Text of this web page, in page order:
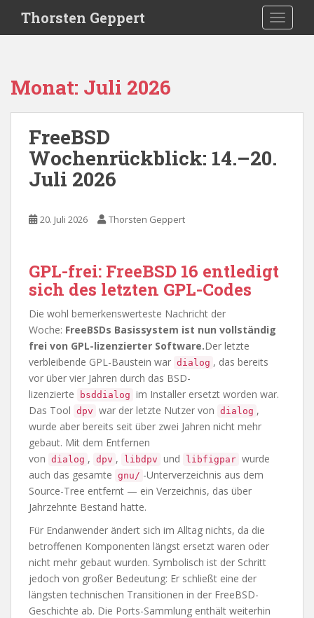
i
Thorsten Geppert
Monat: Juli 2026
FreeBSD
Wochenrückblick: 14.–20.
Juli 2026
20. Juli 2026 Thorsten Geppert
GPL-frei: FreeBSD 16 entledigt
sich des letzten GPL-Codes
Die wohl bemerkenswerteste Nachricht der
Woche: FreeBSDs Basissystem ist nun vollständig
frei von GPL-lizenzierter Software.Der letzte
verbleibende GPL-Baustein war dialog , das bereits
vor über vier Jahren durch das BSD-
lizenzierte
bsddialog im Installer ersetzt worden war.
Das Tool dpv war der letzte Nutzer von dialog ,
wurde aber bereits seit über zwei Jahren nicht mehr
gebaut. Mit dem Entfernen
von dialog , dpv , libdpv und libfigpar wurde
auch das gesamte gnu/ -Unterverzeichnis aus dem
Source-Tree entfernt — ein Verzeichnis, das über
Jahrzehnte Bestand hatte.
Für Endanwender ändert sich im Alltag nichts, da die
betroffenen Komponenten längst ersetzt waren oder
nicht mehr gebaut wurden. Symbolisch ist der Schritt
jedoch von großer Bedeutung: Er schließt eine der
längsten technischen Transitionen in der FreeBSD-
Geschichte ab. Die Ports-Sammlung enthält weiterhin